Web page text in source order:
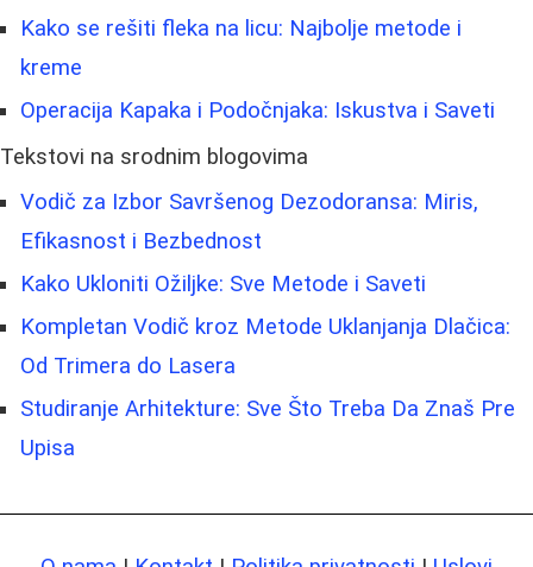
Kako se rešiti fleka na licu: Najbolje metode i
kreme
Operacija Kapaka i Podočnjaka: Iskustva i Saveti
Tekstovi na srodnim blogovima
Vodič za Izbor Savršenog Dezodoransa: Miris,
Efikasnost i Bezbednost
Kako Ukloniti Ožiljke: Sve Metode i Saveti
Kompletan Vodič kroz Metode Uklanjanja Dlačica:
Od Trimera do Lasera
Studiranje Arhitekture: Sve Što Treba Da Znaš Pre
Upisa